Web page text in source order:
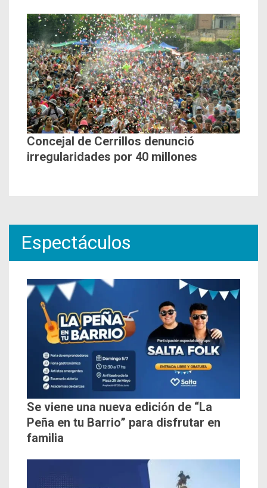
Concejal de Cerrillos denunció
irregularidades por 40 millones
Espectáculos
Se viene una nueva edición de “La
Peña en tu Barrio” para disfrutar en
familia